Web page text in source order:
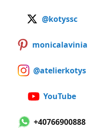
@kotyssc
monicalavinia
@atelierkotys
YouTube
+40766900888